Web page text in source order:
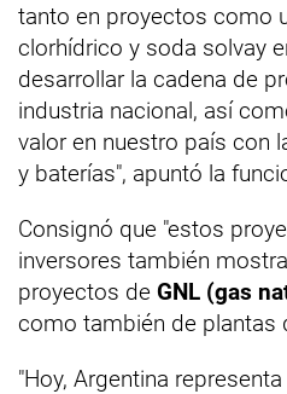
tanto en proyectos como
clorhídrico y soda solvay
desarrollar la cadena de
industria nacional, así
valor en nuestro país con
y baterías", apuntó la
Consignó que "estos
inversores también
proyectos de GNL (gas
como también de plantas
"Hoy, Argentina